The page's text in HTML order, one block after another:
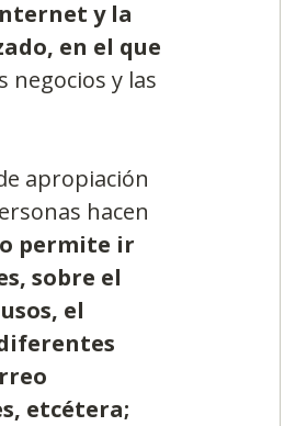
y la
en el que
negocios y las
apropiación
hacen
permite ir
sobre el
el
etcétera;